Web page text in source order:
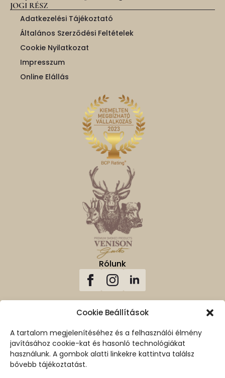
Cookie Beállítások
A tartalom megjelenítéséhez és a felhasználói élmény
javításához cookie-kat és hasonló technológiákat
használunk. A gombok alatti linkekre kattintva találsz
bővebb tájékoztatást.
JOGI RÉSZ
Adatkezelési Tájékoztató
Általános Szerződési Feltételek
Cookie Nyilatkozat
Impresszum
Online Elállás
Rólunk
Biztonságos vásárlás
100% biztosított SSL kapcsolat
Vissza A Tetejére